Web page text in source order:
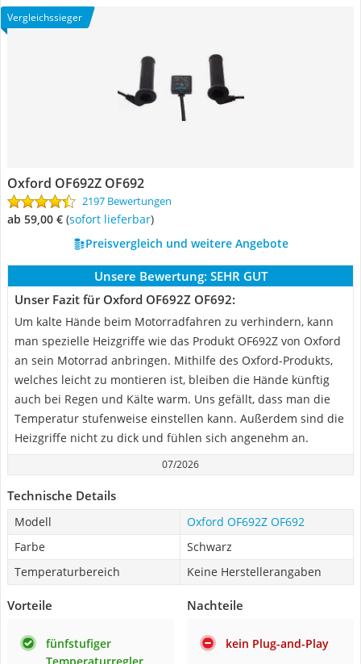
Vergleichssieger
Oxford OF692Z OF692
2197 Bewertungen
ab 59,00 € ( Sofort lieferbar)
Preisvergleich und weitere Angebote
Unsere Bewertung: SEHR GUT
Unser Fazit für Oxford OF692Z OF692:
Um kalte Hände beim Motorradfahren zu verhindern, kann
man spezielle Heizgriffe wie das Produkt OF692Z von Oxford
an sein Motorrad anbringen. Mithilfe des Oxford-Produkts,
welches leicht zu montieren ist, bleiben die Hände künftig
auch bei Regen und Kälte warm. Uns gefällt, dass man die
Temperatur stufenweise einstellen kann. Außerdem sind die
Heizgriffe nicht zu dick und fühlen sich angenehm an.
07/2026
Technische Details
Modell
Oxford OF692Z OF692
Farbe
Schwarz
Temperaturbereich
Keine Herstellerangaben
Vorteile
fünfstufiger
Nachteile
kein Plug-and-Play